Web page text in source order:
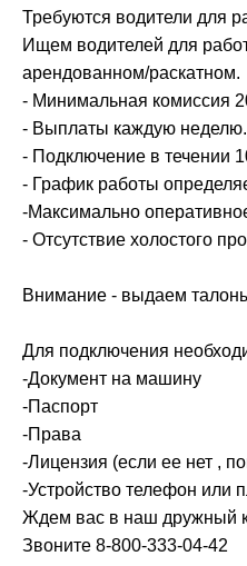
Требуются водители для
Ищем водителей для
арендованном/раскатном.
- Минимальная комиссия
- Выплаты каждую
- Подключение в течении
- График работы
-Максимально
- Отсутствие холостого
Внимание - выдаем
Для подключения
-Документ на машину
-Паспорт
-Права
-Лицензия (если ее нет ,
-Устройство телефон или
Ждем вас в наш дружный
Звоните 8-800-333-04-42